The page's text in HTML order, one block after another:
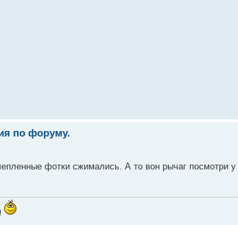
по форуму.
фотки сжимались. А то вон рычаг посмотри